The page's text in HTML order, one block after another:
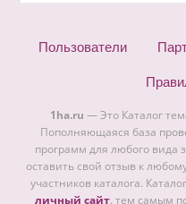
Пользователи
1ha.ru — Это Каталог
Пополняющаяся база
программ для любого вида
оставить свой отзыв к
участников каталога.
личный сайт. тем самым